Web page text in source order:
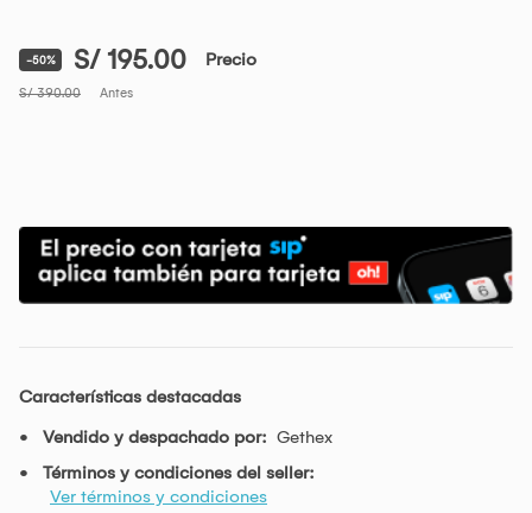
-50% S/ 195.00 Precio
S/ 390.00 Antes
Características destacadas
Vendido y despachado por: Gethex
Términos y condiciones del seller:
Ver términos y condiciones